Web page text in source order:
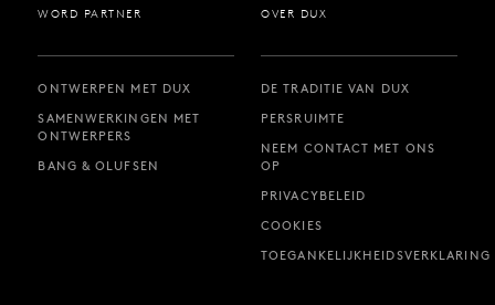
WORD PARTNER
ONTWERPEN MET DUX
SAMENWERKINGEN MET
ONTWERPERS
BANG & OLUFSEN
OVER DUX
DE TRADITIE VAN DUX
PERSRUIMTE
NEEM CONTACT MET ONS
OP
PRIVACYBELEID
COOKIES
TOEGANKELIJKHEIDSVERKLARING